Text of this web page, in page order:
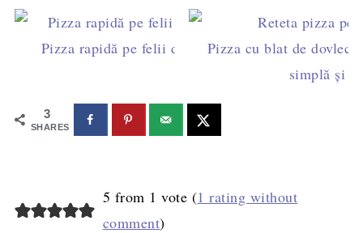
Pizza rapidă pe felii de pâine - rețeta veche
Pizza cu blat de
simplă și
3
SHARES
5 from 1 vote (1 rating without
comment)